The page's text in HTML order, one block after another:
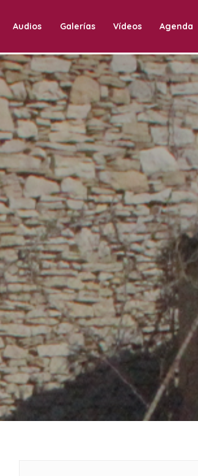
Audios Galerías Vídeos Agenda